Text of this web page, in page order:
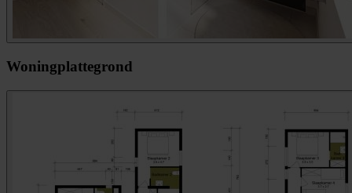
Woningplattegrond